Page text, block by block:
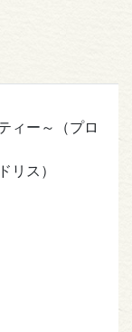
ィー～（プロ
リス）